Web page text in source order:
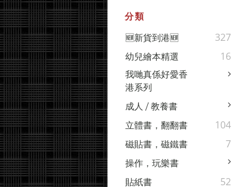
分類
🆕新貨到港🆕
327
幼兒繪本精選 16
我哋真係好愛香
港系列
成人 / 教養書
立體書，翻翻書
104
磁貼書，磁鐵書 7
操作，玩樂書
貼紙書
52